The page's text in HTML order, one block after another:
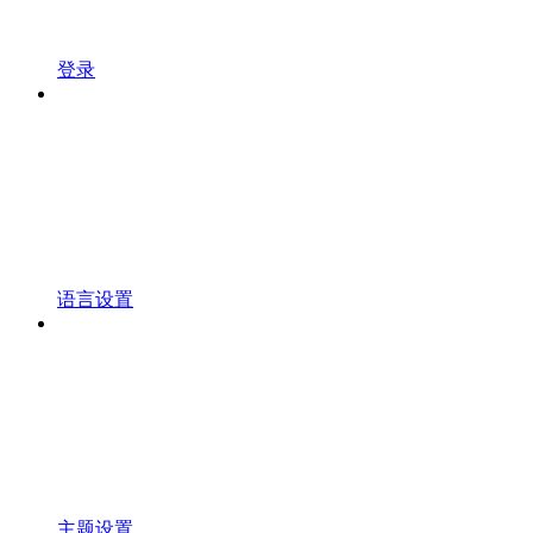
登录
语言设置
主题设置